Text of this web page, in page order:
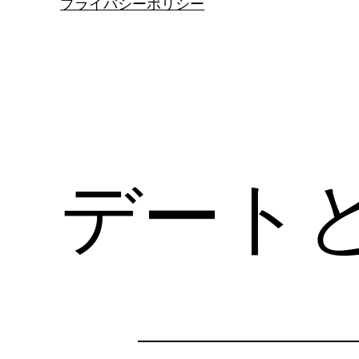
プライバシーポリシー
デート